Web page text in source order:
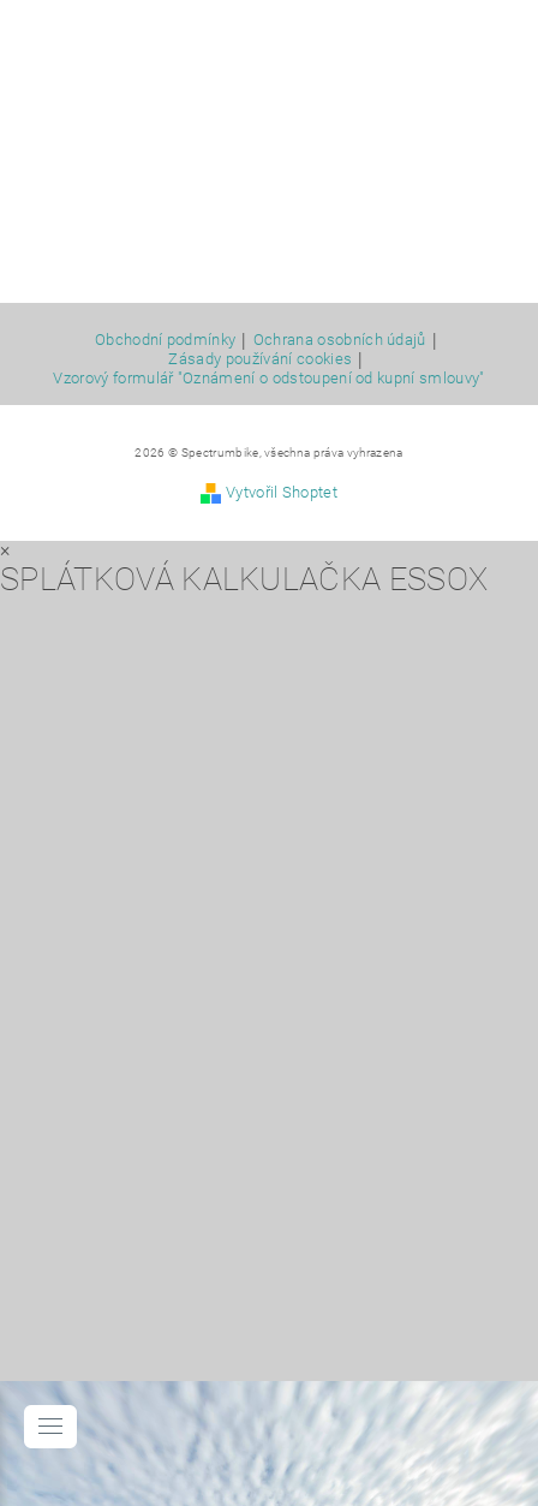
Obchodní podmínky | Ochrana osobních údajů |
Zásady používání cookies |
Vzorový formulář "Oznámení o odstoupení od kupní smlouvy"
2026 © Spectrumbike, všechna práva vyhrazena
Vytvořil Shoptet
×
SPLÁTKOVÁ KALKULAČKA ESSOX